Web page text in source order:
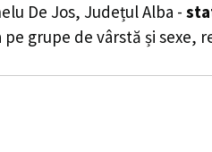
De Jos, Județul Alba -
grupe de vârstă și sexe,